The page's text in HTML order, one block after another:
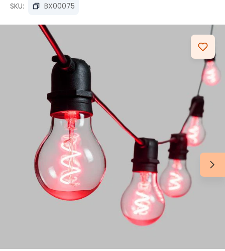
SKU: BX00075
Bildergalerie überspringen